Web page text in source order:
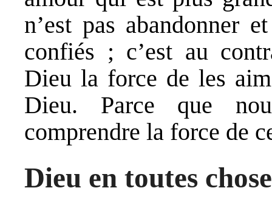
n’est pas abandonner
confiés ; c’est au
Dieu la force de les
Dieu. Parce que
comprendre la force de
Dieu en toutes